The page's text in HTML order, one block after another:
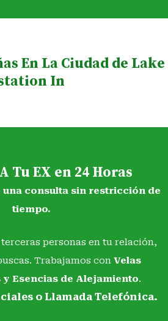
En La Ciudad de Lake
In
Tu EX en 24 Horas
una consulta sin restricción de
tiempo.
personas en tu relación,
Trabajamos con Velas
Esencias de Alejamiento.
o Llamada Telefónica.